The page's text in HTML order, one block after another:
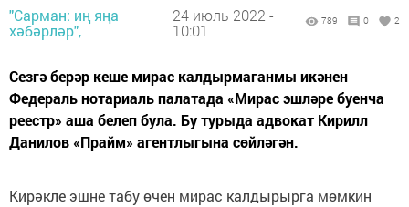
"Сарман: иң яңа
хәбәрләр",
24 июль 2022 -
10:01
789 0 2
Сезгә берәр кеше мирас калдырмаганмы икәнен
Федераль нотариаль палатада «Мирас эшләре буенча
реестр» аша белеп була. Бу турыда адвокат Кирилл
Данилов «Прайм» агентлыгына сөйләгән.
Кирәкле эшне табу өчен мирас калдырырга мөмкин